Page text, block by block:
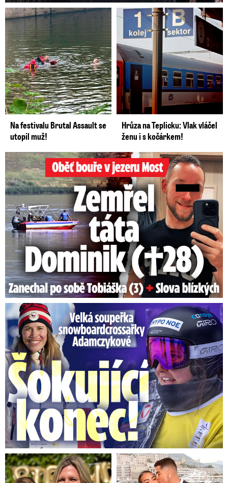
Na festivalu Brutal Assault se
utopil muž!
Hrůza na Teplicku: Vlak vláčel
ženu i s kočárkem!
Oběť bouře v jezeru Most: Zemřel táta Dominik (†28)
Velká soupeřka Adamczykové: Šokující konec!